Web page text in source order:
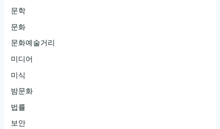
문학
문화
문화예술거리
미디어
미식
밤문화
법률
보안